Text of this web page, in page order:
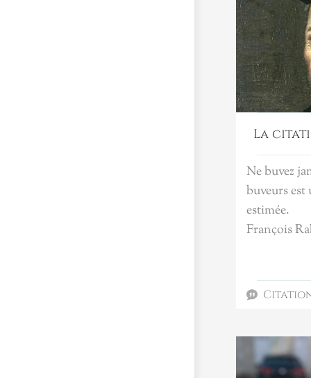
La
Ne buvez
buveurs est
estimée.
François